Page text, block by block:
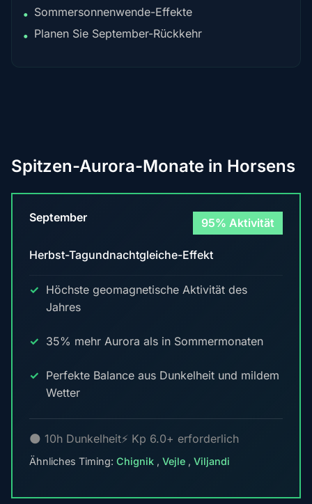
• Sommersonnenwende-Effekte
• Planen Sie September-Rückkehr
Spitzen-Aurora-Monate in Horsens
September 95% Aktivität
Herbst-Tagundnachtgleiche-Effekt
Höchste geomagnetische Aktivität des
Jahres
35% mehr Aurora als in Sommermonaten
Perfekte Balance aus Dunkelheit und mildem
Wetter
🌑 10h Dunkelheit⚡ Kp 6.0+ erforderlich
Ähnliches Timing: Chignik , Vejle , Viljandi